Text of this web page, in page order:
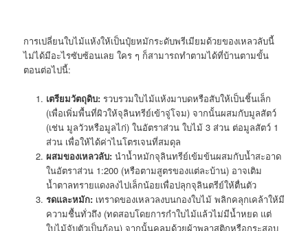
การเปลี่ยนใบไม้แห้งให้เป็นปุ๋ยหมักระดับพรีเมียมด้วยของเหลวลับนี้
ไม่ได้มีอะไรซับซ้อนเลย ใคร ๆ ก็สามารถทำตามได้ที่บ้านตามขั้น
ตอนต่อไปนี้:
เตรียมวัตถุดิบ:รวบรวมใบไม้แห้งมาบดหรือสับให้เป็นชิ้นเล็ก
(เพื่อเพิ่มพื้นที่ผิวให้จุลินทรีย์เข้าจู่โจม) จากนั้นผสมกับมูลสัตว์
(เช่น มูลวัวหรือมูลไก่) ในอัตราส่วน ใบไม้ 3 ส่วน ต่อมูลสัตว์ 1
ส่วน เพื่อให้ได้ค่าไนโตรเจนที่สมดุล
ผสมของเหลวลับ:นำน้ำหมักจุลินทรีย์เข้มข้นผสมกับน้ำสะอาด
ในอัตราส่วน 1:200 (หรือตามสูตรของแต่ละบ้าน) อาจเติม
น้ำตาลทรายแดงลงไปเล็กน้อยเพื่อปลุกจุลินตรีย์ให้ตื่นตัว
รดและหมัก:เทราดของเหลวลงบนกองใบไม้ พลิกคลุกเคล้าให้มี
ความชื้นทั่วถึง (ทดสอบโดยการกำใบไม้แล้วไม่มีน้ำหยด แต่
ใบไม้จับตัวเป็นก้อน) จากนั้นคลุมด้วยผ้าพลาสติกหรือกระสอบ